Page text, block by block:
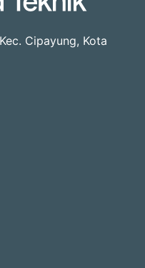
Cipayung, Kota